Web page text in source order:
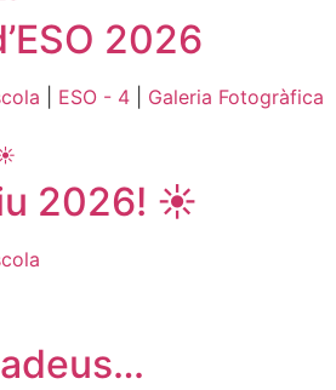
2026
ESO - 4
Galeria Fotogràfica
2026! ☀️
adeus…